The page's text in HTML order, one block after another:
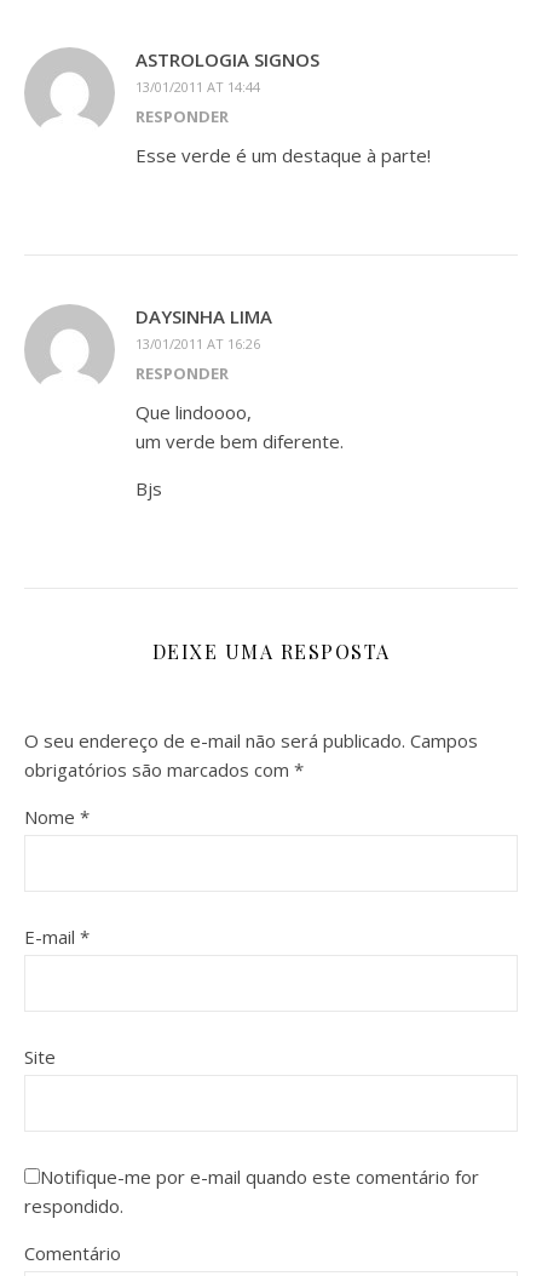
ASTROLOGIA SIGNOS
13/01/2011 AT 14:44
RESPONDER
Esse verde é um destaque à parte!
DAYSINHA LIMA
13/01/2011 AT 16:26
RESPONDER
Que lindoooo,
um verde bem diferente.
Bjs
DEIXE UMA RESPOSTA
O seu endereço de e-mail não será publicado. Campos
obrigatórios são marcados com *
Nome *
E-mail *
Site
Notifique-me por e-mail quando este comentário for
respondido.
Comentário